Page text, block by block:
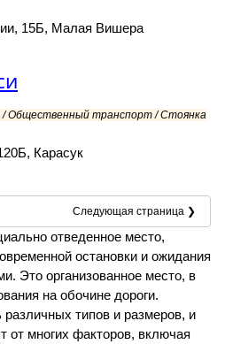
15Б, Малая Вишера
/ Общественный транспорт / Стоянка
Карасук
Следующая страница ❯
отведенное место,
остановки и ожидания
Это организованное место, в
на обочине дороги.
различных типов и размеров, и
от многих факторов, включая